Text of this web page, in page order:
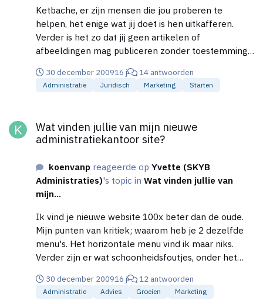
Ketbache, er zijn mensen die jou proberen te
helpen, het enige wat jij doet is hen uitkafferen.
Verder is het zo dat jij geen artikelen of
afbeeldingen mag publiceren zonder toestemming
reactie ga wat nuttigs doen' 'Aangezien jij misschien
veel vrije tijd hebt om hier op te reageren begrijp ik
30 december 200916 j 14 antwoorden
Administratie Juridisch Marketing Starten
Wat vinden jullie van mijn nieuwe
administratiekantoor site?
koenvanp reageerde opYvette (SKYB
Administraties)'s topic in Wat vinden jullie van
mijn...
Ik vind je nieuwe website 100x beter dan de oude.
Mijn punten van kritiek; waarom heb je 2 dezelfde
menu's. Het horizontale menu vind ik maar niks.
Verder zijn er wat schoonheidsfoutjes, onder het
waarom dat er staat, en al helemaal niet waarom in
het engels? En in het zoekmenu kan je zoeken in
30 december 200916 j 12 antwoorden
Administratie Advies Groeien Marketing